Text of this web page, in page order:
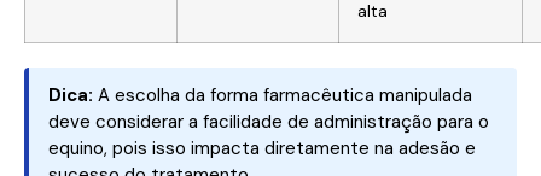
alta
Dica: A escolha da forma farmacêutica manipulada
deve considerar a facilidade de administração para o
equino, pois isso impacta diretamente na adesão e